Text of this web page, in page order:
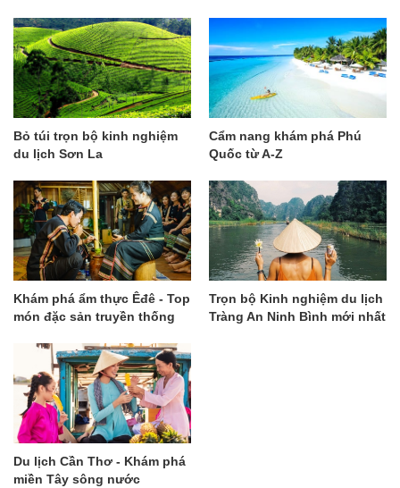
Bỏ túi trọn bộ kinh nghiệm
du lịch Sơn La
Cẩm nang khám phá Phú
Quốc từ A-Z
Khám phá ẩm thực Êđê - Top
món đặc sản truyền thống
Trọn bộ Kinh nghiệm du lịch
Tràng An Ninh Bình mới nhất
Du lịch Cần Thơ - Khám phá
miền Tây sông nước